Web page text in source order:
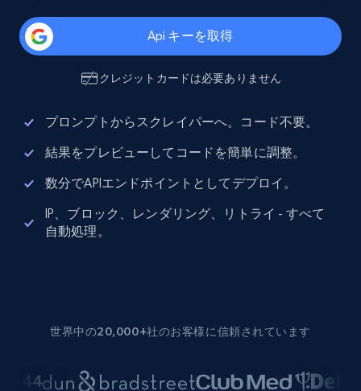
Api キーを取得
クレジットカードは必要ありません
プロンプトからスクレイパーへ。コード不要。
結果をプレビューしてコードを簡単に調整。
数分でAPIエンドポイントとしてデプロイ。
IP、ブロック、レンダリング、リトライ - すべて
自動処理。
世界中の20,000+社のお客様に信頼されています